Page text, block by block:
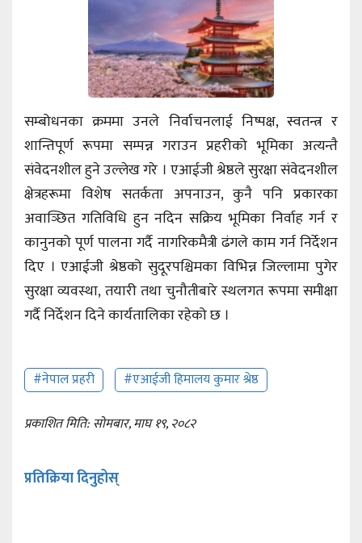
सम्बोधनका क्रममा उनले निर्वाचनलाई निष्पक्ष, स्वतन्त्र र
शान्तिपूर्ण रूपमा सम्पन्न गराउन प्रहरीको भूमिका अत्यन्तै
संवेदनशील हुने उल्लेख गरे । एआईजी श्रेष्ठले सुरक्षा संवेदनशील
क्षेत्रहरूमा विशेष सतर्कता अपनाउन, कुनै पनि प्रकारका
अवाञ्छित गतिविधि हुन नदिन सक्रिय भूमिका निर्वाह गर्न र
कानुनको पूर्ण पालना गर्दै नागरिकमैत्री ढंगले काम गर्न निर्देशन
दिए । एआईजी श्रेष्ठको सुदूरपश्चिमका विभिन्न जिल्लामा पुगेर
सुरक्षा व्यवस्था, तयारी तथा चुनौतीबारे स्थलगत रूपमा समीक्षा
गर्दै निर्देशन दिने कार्यतालिका रहेको छ ।
#नेपाल प्रहरी #एआईजी हिमालय कुमार श्रेष्ठ
प्रकाशित मिति: सोमबार, माघ १९, २०८२
प्रतिक्रिया दिनुहोस्